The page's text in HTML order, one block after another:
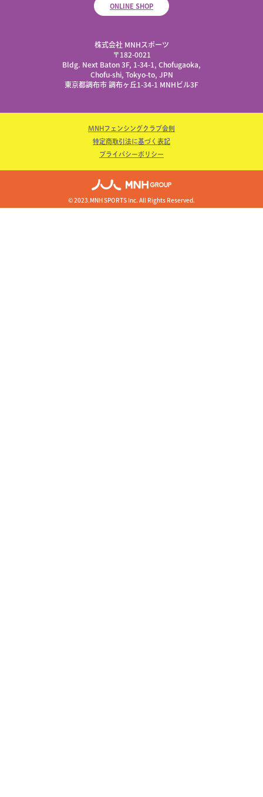
ONLINE SHOP
株式会社 MNHスポーツ
​〒182-0021
Bldg. Next Baton 3F, 1-34-1, Chofugaoka,
Chofu-shi, Tokyo-to, JPN
東京都調布市 調布ヶ丘1-34-1 MNHビル3F
MNHフェンシングクラブ会則
特定商取引法に基づく表記
プライバシーポリシー
© 2023.MNH SPORTS Inc. All Rights Reserved.